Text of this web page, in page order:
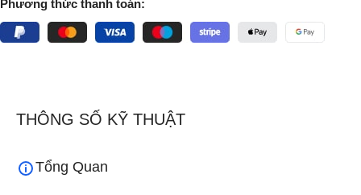
Phương thức thanh toán:
THÔNG SỐ KỸ THUẬT
Tổng Quan